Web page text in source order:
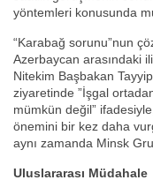
yöntemleri konusunda
“Karabağ sorunu”nun
Azerbaycan arasındaki
Nitekim Başbakan
ziyaretinde ”İşgal
mümkün değil”
önemini bir kez daha
aynı zamanda Minsk
Uluslararası Müdahale